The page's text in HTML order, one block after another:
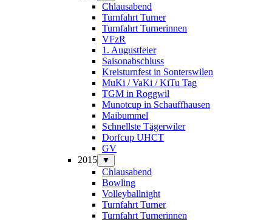
Chlausabend
Turnfahrt Turner
Turnfahrt Turnerinnen
VFzR
1. Augustfeier
Saisonabschluss
Kreisturnfest in Sonterswilen
MuKi / VaKi / KiTu Tag
TGM in Roggwil
Munotcup in Schauffhausen
Maibummel
Schnellste Tägerwiler
Dorfcup UHCT
GV
2015
▼
Chlausabend
Bowling
Volleyballnight
Turnfahrt Turner
Turnfahrt Turnerinnen